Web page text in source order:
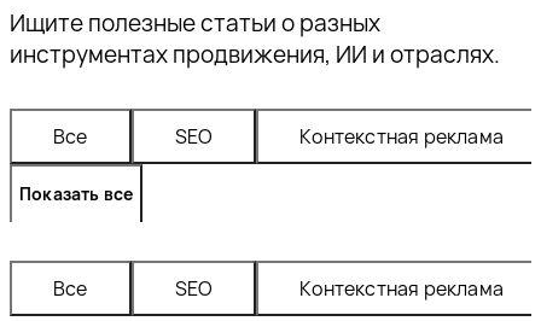
Ищите полезные статьи о разных
инструментах продвижения, ИИ и отраслях.
Все SEO контекстная реклама
Показать все
Все SEO контекстная реклама